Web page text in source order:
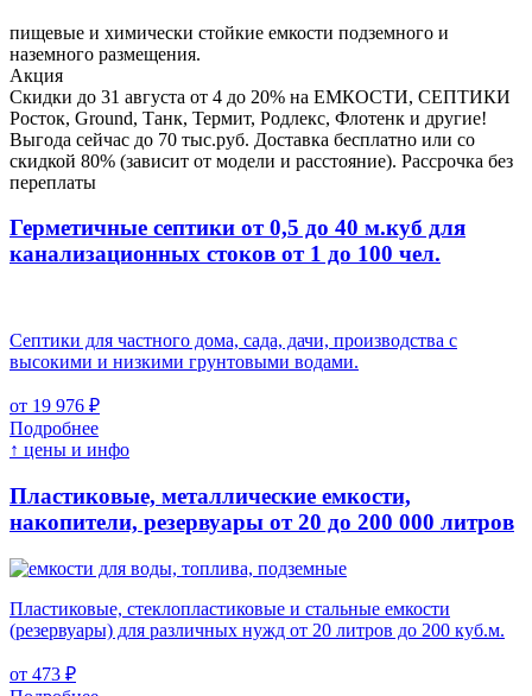
пищевые и химически стойкие емкости подземного и
наземного размещения.
Акция
Скидки до 31 августа от 4 до 20% на ЕМКОСТИ, СЕПТИКИ
Росток, Ground, Танк, Термит, Родлекс, Флотенк и другие!
Выгода сейчас до 70 тыс.руб. Доставка бесплатно или со
скидкой 80% (зависит от модели и расстояние). Рассрочка без
переплаты
Герметичные септики от 0,5 до 40 м.куб для
канализационных стоков от 1 до 100 чел.
Септики для частного дома, сада, дачи, производства с
высокими и низкими грунтовыми водами.
от 19 976 ₽
Подробнее
↑ цены и инфо
Пластиковые, металлические емкости,
накопители, резервуары от 20 до 200 000 литров
Пластиковые, стеклопластиковые и стальные емкости
(резервуары) для различных нужд от 20 литров до 200 куб.м.
от 473 ₽